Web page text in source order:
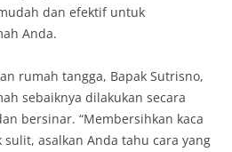
dan efektif untuk
Anda.
rumah tangga, Bapak Sutrisno,
sebaiknya dilakukan secara
bersinar. “Membersihkan kaca
asalkan Anda tahu cara yang